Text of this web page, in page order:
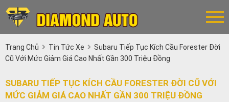
Trang Chủ Tin Tức Xe
Subaru Tiếp Tục Kích Cầu Forester Đời
Cũ Với Mức Giảm Giá Cao Nhất Gần 300 Triệu Đồng
SUBARU TIẾP TỤC KÍCH CẦU FORESTER ĐỜI CŨ VỚI
MỨC GIẢM GIÁ CAO NHẤT GẦN 300 TRIỆU ĐỒNG